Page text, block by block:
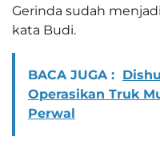
Gerinda sudah
kata Budi.
BACA JUGA :
Operasikan Truk
Perwal